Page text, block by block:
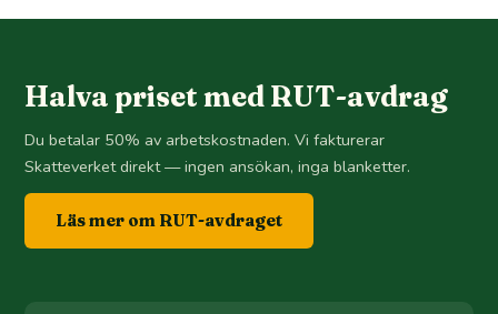
Halva priset med RUT-avdrag
Du betalar 50% av arbetskostnaden. Vi fakturerar
Skatteverket direkt — ingen ansökan, inga blanketter.
Läs mer om RUT-avdraget